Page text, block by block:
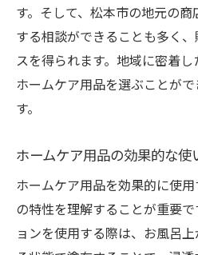
最新のホームケア製
地域で人気のホーム
環境意識の高まりと
新技術を取り入れた
人気のホームケアブ
ライフスタイルに合
健康と美をサポート
す。そして、松本市の地元の
する相談ができることも多く
スを得られます。地域に密着
ホームケア用品を選ぶことが
す。
ホームケア用品の効果的な使
ホームケア用品を効果的に使
の特性を理解することが重要
ョンを使用する際は、お風呂